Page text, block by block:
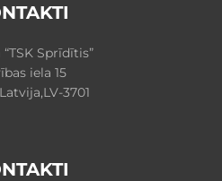
Sprīdītis”
iela 15
3701